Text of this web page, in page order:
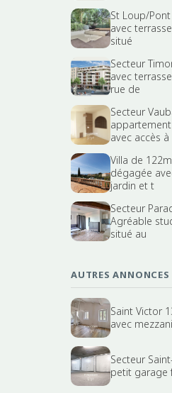
St Loup/
avec
situé
Secteur
avec
rue de
Secteur
avec accès à
Villa de
dégagée
jardin et t
Secteur
Agréable
situé au
AUTRES ANNONCES
Saint Victor
avec
Secteur
petit garage